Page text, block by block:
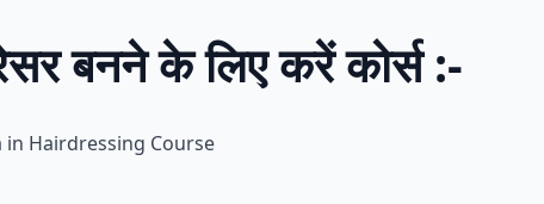
बनने के लिए करें कोर्स :-
in Hairdressing Course